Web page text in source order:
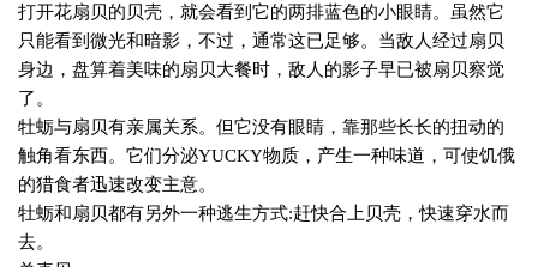
打开花扇贝的贝壳，就会看到它的两排蓝色的小眼睛。虽然它
只能看到微光和暗影，不过，通常这已足够。当敌人经过扇贝
身边，盘算着美味的扇贝大餐时，敌人的影子早已被扇贝察觉
了。
牡蛎与扇贝有亲属关系。但它没有眼睛，靠那些长长的扭动的
触角看东西。它们分泌YUCKY物质，产生一种味道，可使饥俄
的猎食者迅速改变主意。
牡蛎和扇贝都有另外一种逃生方式:赶快合上贝壳，快速穿水而
去。